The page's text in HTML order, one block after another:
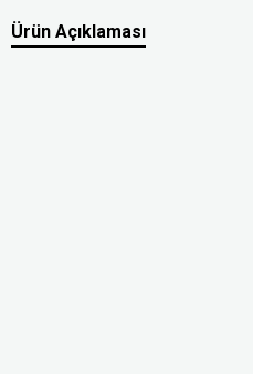
Ürün Açıklaması